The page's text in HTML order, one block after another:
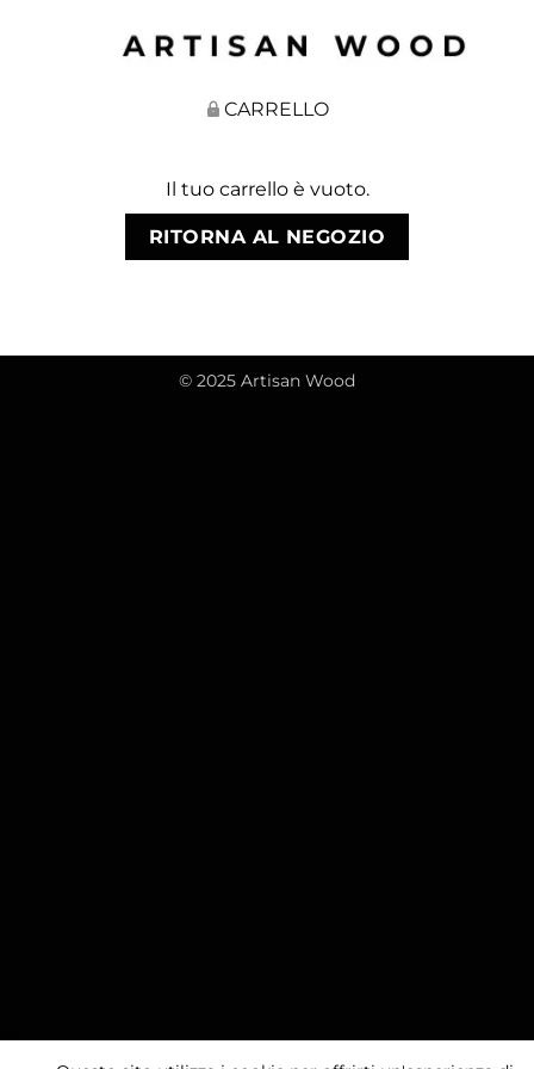
CARRELLO
Il tuo carrello è vuoto.
RITORNA AL NEGOZIO
© 2025 Artisan Wood